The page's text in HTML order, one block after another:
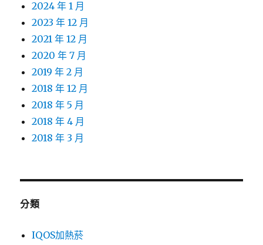
2024 年 1 月
2023 年 12 月
2021 年 12 月
2020 年 7 月
2019 年 2 月
2018 年 12 月
2018 年 5 月
2018 年 4 月
2018 年 3 月
分類
IQOS加熱菸